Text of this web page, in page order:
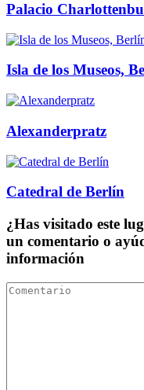
Palacio
Isla de los Museos,
Alexanderpratz
Catedral de Berlín
¿Has visitado este
un comentario o
información